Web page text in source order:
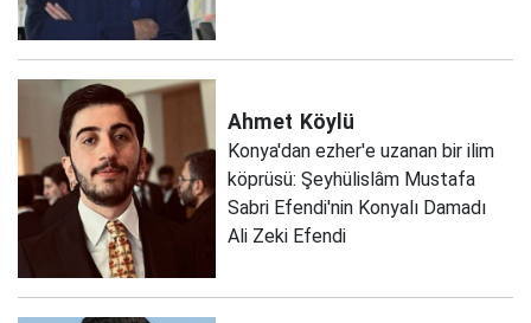
Ahmet Köylü
Konya'dan ezher'e uzanan bir ilim
köprüsü: Şeyhülislâm Mustafa
Sabri Efendi'nin Konyalı Damadı
Ali Zeki Efendi